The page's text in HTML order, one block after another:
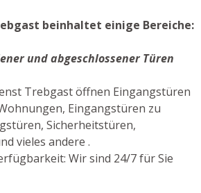
beinhaltet einige Bereiche:
und abgeschlossener Türen
Trebgast öffnen Eingangstüren
Eingangstüren zu
Sicherheitstüren,
vieles andere .
Wir sind 24/7 für Sie